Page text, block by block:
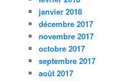
janvier 2018
décembre 2017
novembre 2017
octobre 2017
septembre 2017
août 2017